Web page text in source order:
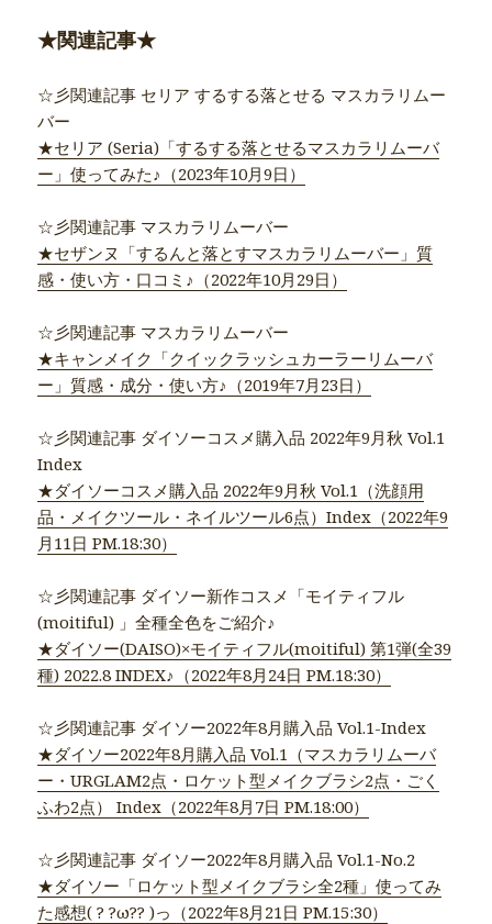
★関連記事★
☆彡関連記事 セリア するする落とせる マスカラリムー
バー
★セリア (Seria)「するする落とせるマスカラリムーバ
ー」使ってみた♪（2023年10月9日）
☆彡関連記事 マスカラリムーバー
★セザンヌ「するんと落とすマスカラリムーバー」質
感・使い方・口コミ♪（2022年10月29日）
☆彡関連記事 マスカラリムーバー
★キャンメイク「クイックラッシュカーラーリムーバ
ー」質感・成分・使い方♪（2019年7月23日）
☆彡関連記事 ダイソーコスメ購入品 2022年9月秋 Vol.1
Index
★ダイソーコスメ購入品 2022年9月秋 Vol.1（洗顔用
品・メイクツール・ネイルツール6点）Index（2022年9
月11日 PM.18:30）
☆彡関連記事 ダイソー新作コスメ「モイティフル
(moitiful) 」全種全色をご紹介♪
★ダイソー(DAISO)×モイティフル(moitiful) 第1弾(全39
種) 2022.8 INDEX♪（2022年8月24日 PM.18:30）
☆彡関連記事 ダイソー2022年8月購入品 Vol.1-Index
★ダイソー2022年8月購入品 Vol.1（マスカラリムーバ
ー・URGLAM2点・ロケット型メイクブラシ2点・ごく
ふわ2点） Index（2022年8月7日 PM.18:00）
☆彡関連記事 ダイソー2022年8月購入品 Vol.1-No.2
★ダイソー「ロケット型メイクブラシ全2種」使ってみ
た感想( ? ?ω?? )っ（2022年8月21日 PM.15:30）